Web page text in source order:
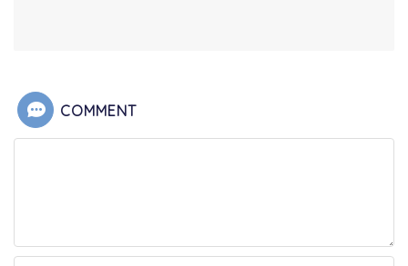
COMMENT